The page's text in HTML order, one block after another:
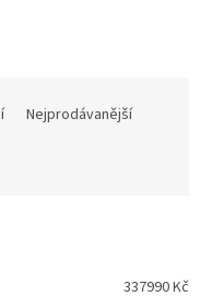
Nejprodávanější
337990Kč